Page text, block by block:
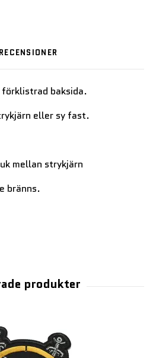
RECENSIONER
baksida.
eller sy fast.
mellan strykjärn
bränns.